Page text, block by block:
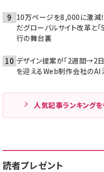
10万ページを8,000に激減
だグローバルサイト改革と
行の舞台裏
デザイン提案が「2週間→2
を迎えるWeb制作会社のAI
人気記事ランキングを
読者プレゼント